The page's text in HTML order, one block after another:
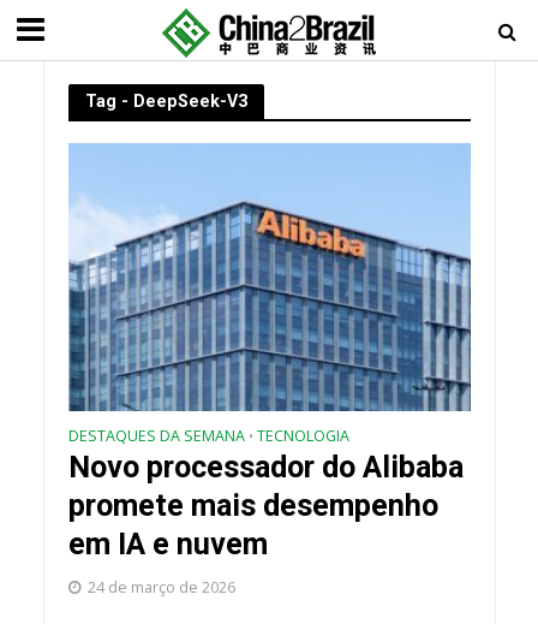
Tag - DeepSeek-V3
DESTAQUES DA SEMANA • TECNOLOGIA
Novo processador do Alibaba
promete mais desempenho
em IA e nuvem
24 de março de 2026